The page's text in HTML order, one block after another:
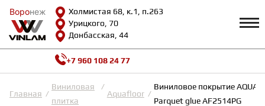
Воронеж
Холмистая 68, к.1, п.263
Урицкого, 70
Донбасская, 44
Воронеж
КАТАЛОГ Профиль
+7 960 108 24 77
Главная
Виниловая
плитка
Aquafloor
Виниловое покрытие
Parquet glue AF2514PG